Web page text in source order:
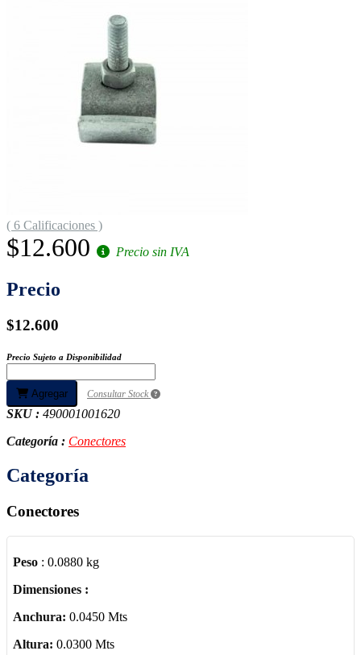
( 6 Calificaciones )
$12.600 Precio sin IVA
Precio
$12.600
Precio Sujeto a Disponibilidad
Agregar Consultar Stock
SKU : 490001001620
Categoría : Conectores
Categoría
Conectores
Peso : 0.0880 kg
Dimensiones :
Anchura: 0.0450 Mts
Altura: 0.0300 Mts